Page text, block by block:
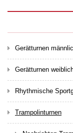
Gerätturnen
Gerätturnen
Rhythmische
Trampolinturnen